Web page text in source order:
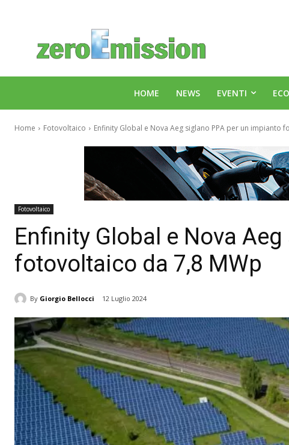
HOME NEWS EVENTI
Home Fotovoltaico Enfinity Global e Nova Aeg siglano PPA per un impianto
Fotovoltaico
Enfinity Global e Nova
fotovoltaico da 7,8 MWp
By Giorgio Bellocci 12 Luglio 2024